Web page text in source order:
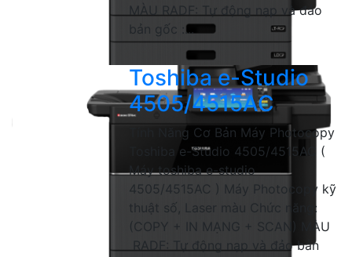
MÀU RADF: Tự động nạp và đảo
bản gốc :...
Toshiba e-Studio
4505/4515AC
Tính Năng Cơ Bản Máy Photocopy
Toshiba e-Studio 4505/4515AC (
Máy toshiba e-studio
4505/4515AC ) Máy Photocopy kỹ
thuật số, Laser màu Chức năng:
(COPY + IN MẠNG + SCAN) MÀU
RADF: Tự động nạp và đảo bản